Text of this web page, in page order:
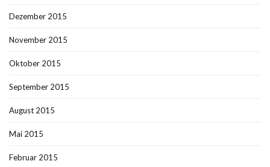
Dezember 2015
November 2015
Oktober 2015
September 2015
August 2015
Mai 2015
Februar 2015